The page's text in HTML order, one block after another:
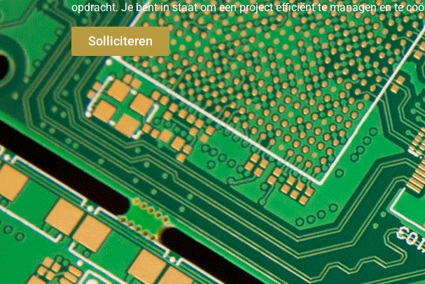
opdracht. Je bent in staat om een project efficiënt te managen en te
Solliciteren